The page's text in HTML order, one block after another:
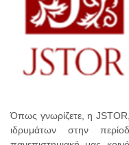
Όπως γνωρίζετε, η
ιδρυμάτων στην